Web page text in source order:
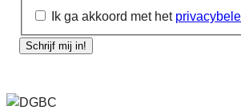
Ik ga akkoord met het
Schrijf mij in!